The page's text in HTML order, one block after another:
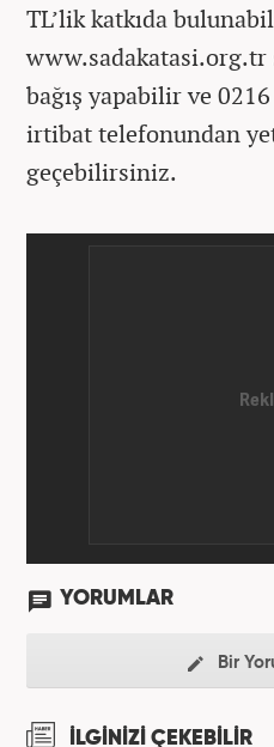
TL’lik katkıda
bağış yapabilir ve
irtibat telefonundan
geçebilirsiniz.
YORUMLAR
Bir
İLGİNİZİ ÇEKEBİLİR